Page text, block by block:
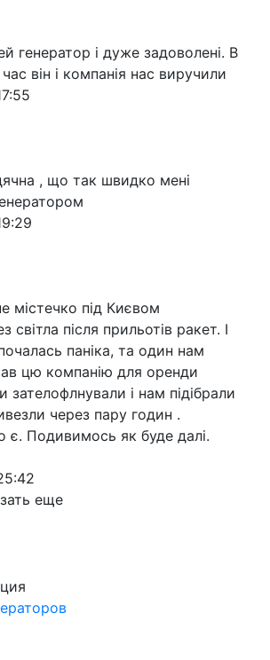
генератор і дуже задоволені. В
він і компанія нас виручили
, що так швидко мені
містечко під Києвом
світла після прильотів ракет. І
паніка, та один нам
цю компанію для оренди
зателофлнували і нам підібрали
через пару годин .
є. Подивимось як буде далі.
еще